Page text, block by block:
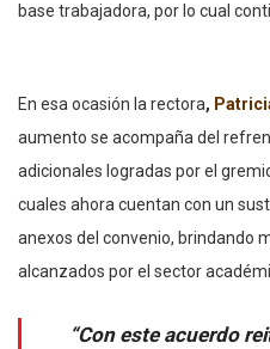
base trabajadora, por lo cual
En esa ocasión la rectora,
aumento se acompaña del
adicionales logradas por el
cuales ahora cuentan con un
anexos del convenio, brindando
alcanzados por el sector
“Con este acuerdo